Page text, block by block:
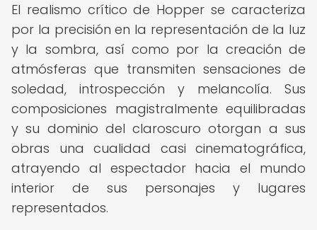
El realismo crítico de Hopper se caracteriza
por la precisión en la representación de la luz
y la sombra, así como por la creación de
atmósferas que transmiten sensaciones de
soledad, introspección y melancolía. Sus
composiciones magistralmente equilibradas
y su dominio del claroscuro otorgan a sus
obras una cualidad casi cinematográfica,
atrayendo al espectador hacia el mundo
interior de sus personajes y lugares
representados.